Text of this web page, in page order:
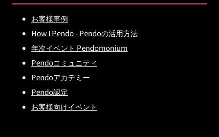
お客様事例
How I Pendo - Pendoの活用方法
年次イベント Pendomonium
Pendoコミュニティ
Pendoアカデミー
Pendo認定
お客様向けイベント